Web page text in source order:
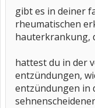
gibt es in deiner
rheumatischen
hauterkrankung,
hattest du in der
entzündungen,
entzündungen in